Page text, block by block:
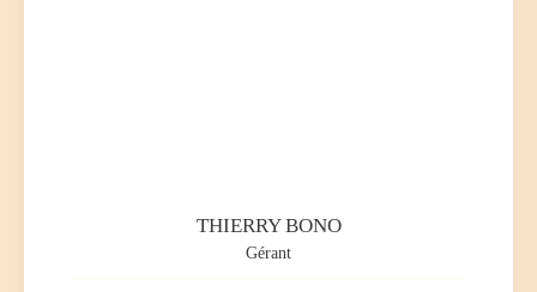
THIERRY BONO
Gérant